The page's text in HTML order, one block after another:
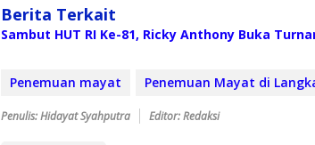
Berita Terkait
Sambut HUT RI Ke-81, Ricky Anthony Buka
Penemuan mayat Penemuan Mayat di
Penulis: Hidayat Syahputra Editor: Redaksi